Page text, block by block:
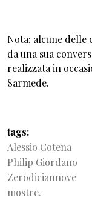
Nota: alcune
da una sua
realizzata in
Sarmede.
tags
Alessio Cotena
Philip Giordano
Zerodiciannove
mostre.